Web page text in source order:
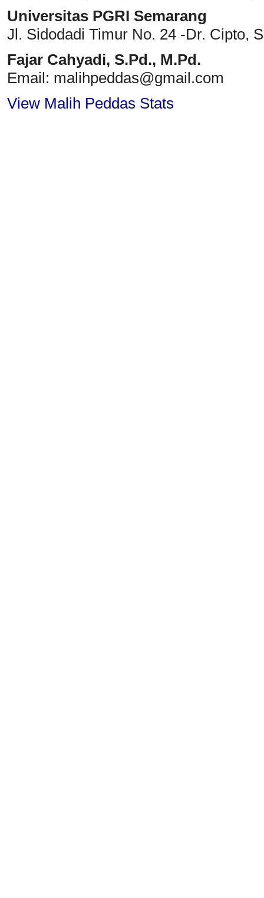
Universitas PGRI Semarang
Jl. Sidodadi Timur No. 24 -Dr. Cipto,
Fajar Cahyadi, S.Pd., M.Pd.
Email: malihpeddas@gmail.com
View Malih Peddas Stats